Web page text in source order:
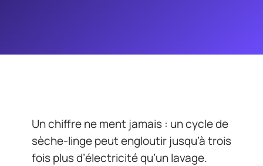
Un chiffre ne ment jamais : un cycle de
sèche-linge peut engloutir jusqu’à trois
fois plus d’électricité qu’un lavage.